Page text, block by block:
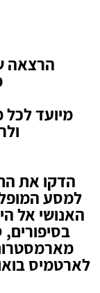
הרצאה
מיועד לכל
הדקו את
למסע
האנושי אל
בסיפורים,
לארטמיס